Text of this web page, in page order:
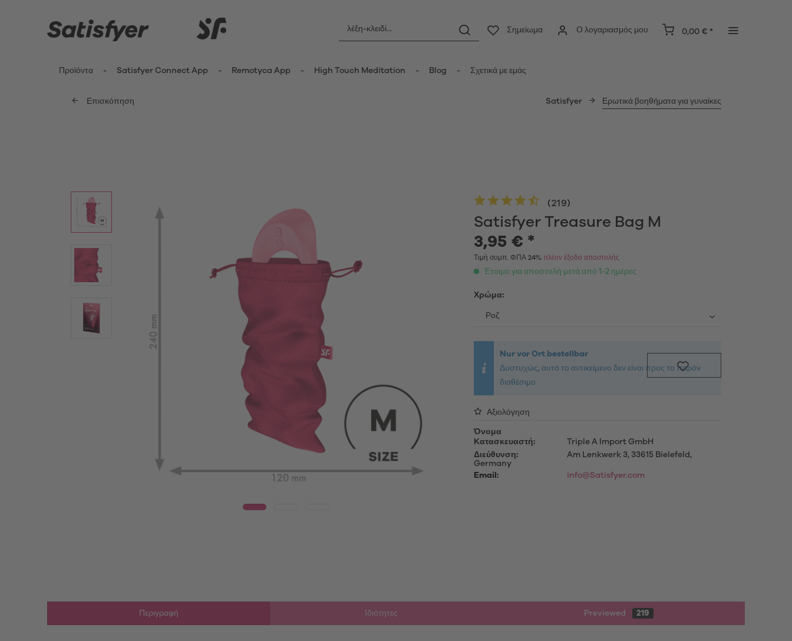
Σημείωμα Ο λογαριασμός μου 0,00 € *
Προϊόντα Satisfyer Connect App Remotyca App High Touch Meditation Blog Σχετικά με εμάς
Satisfyer Sets
App Toys
Γυάλινοι δονητές
Ερωτικά βοηθήματα για ζευγάρια
Δονητές για ζευγάρια
Μίνι δονητές
Δονητές rabbit-κουνελάκια
Panty Vibrators
Wearable Vibrators
Δονητές επαφής
Δονητές πολυτελείας
Vulva Toys
Συσκευές αυνανισμού
Penis Toys
Δαχτυλίδια πέους
Κυπελλάκια περιόδου
Μανίκια για συσκευές αυνανισμού
Sex Toy Storage
Προφυλακτικά
Επισκόπηση Satisfyer Ερωτικά βοηθήματα για γυναίκες
Satisfyer Treasure Bag M
(219)
3,95 € *
Τιμή συμπ. ΦΠΑ 24%πλέον έξοδα αποστολής
Έτοιμο για αποστολή μετά από 1-2 ημέρες
Χρώμα:
Nur vor Ort bestellbar
Δυστυχώς, αυτό το αντικείμενο δεν είναι προς το παρόν
διαθέσιμο
Αξιολόγηση
Όνομα
Κατασκευαστή:
Triple A Import GmbH
Διεύθυνση:
Am Lenkwerk 3, 33615 Bielefeld,
Germany
Email:
info@Satisfyer.com
Περιγραφή Ιδιότητες Previewed 219